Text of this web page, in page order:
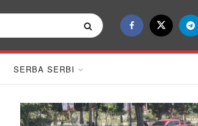
SERBA SERBI